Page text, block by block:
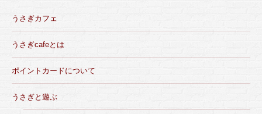
うさぎカフェ
うさぎcafeとは
ポイントカードについて
うさぎと遊ぶ